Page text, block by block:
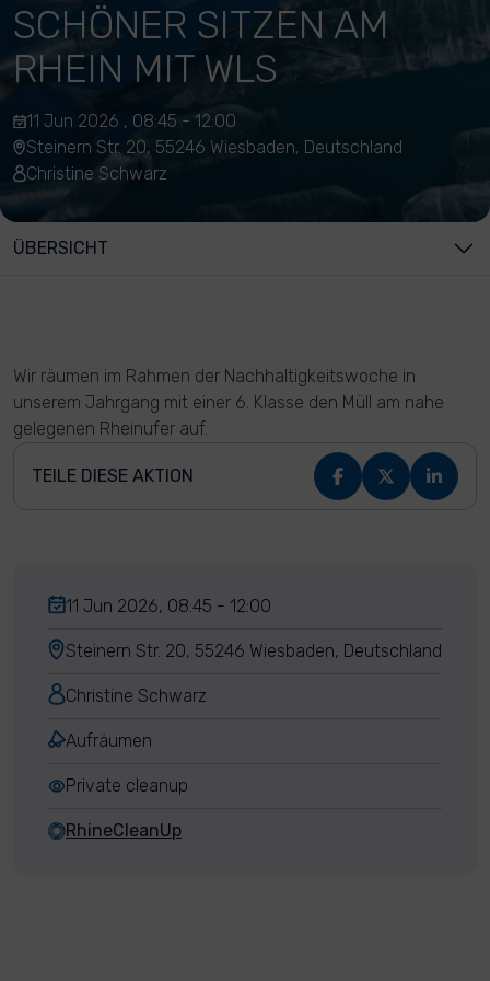
SCHÖNER SITZEN AM
RHEIN MIT WLS
11 Jun 2026 , 08:45 - 12:00
Steinern Str. 20, 55246 Wiesbaden, Deutschland
Christine Schwarz
ÜBERSICHT
Wir räumen im Rahmen der Nachhaltigkeitswoche in
unserem Jahrgang mit einer 6. Klasse den Müll am nahe
gelegenen Rheinufer auf.
TEILE DIESE AKTION
11 Jun 2026, 08:45 - 12:00
Steinern Str. 20, 55246 Wiesbaden, Deutschland
Christine Schwarz
Aufräumen
Private cleanup
RhineCleanUp